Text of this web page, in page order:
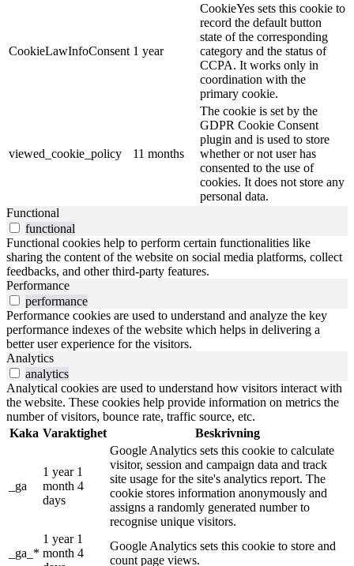
CookieLawInfoConsent 1 year
CookieYes sets this cookie to
record the default button
state of the corresponding
category and the status of
CCPA. It works only in
coordination with the
primary cookie.
viewed_cookie_policy 11 months
The cookie is set by the
GDPR Cookie Consent
plugin and is used to store
whether or not user has
consented to the use of
cookies. It does not store any
personal data.
Functional
functional
Functional cookies help to perform certain functionalities like
sharing the content of the website on social media platforms, collect
feedbacks, and other third-party features.
Performance
performance
Performance cookies are used to understand and analyze the key
performance indexes of the website which helps in delivering a
better user experience for the visitors.
Analytics
analytics
Analytical cookies are used to understand how visitors interact with
the website. These cookies help provide information on metrics the
number of visitors, bounce rate, traffic source, etc.
Kaka Varaktighet Beskrivning
_ga
1 year 1
month 4
days
Google Analytics sets this cookie to calculate
visitor, session and campaign data and track
site usage for the site's analytics report. The
cookie stores information anonymously and
assigns a randomly generated number to
recognise unique visitors.
_ga_*
1 year 1
month 4
Google Analytics sets this cookie to store and
count page views.